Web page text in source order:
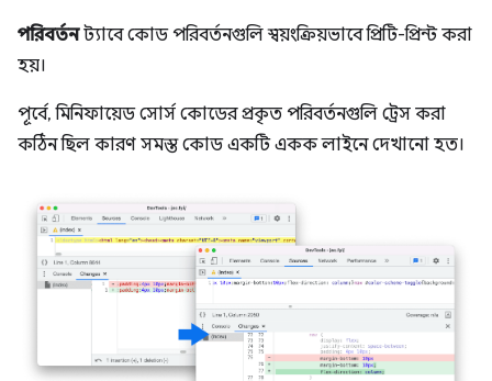
পরিবর্তনট্যাবে কোড পরিবর্তনগুলি স্বয়ংক্রিয়ভাবে প্রিটি-প্রিন্ট করা
হয়।
পূর্বে, মিনিফায়েড সোর্স কোডের প্রকৃত পরিবর্তনগুলি ট্রেস করা
কঠিন ছিল কারণ সমস্ত কোড একটি একক লাইনে দেখানো হত।